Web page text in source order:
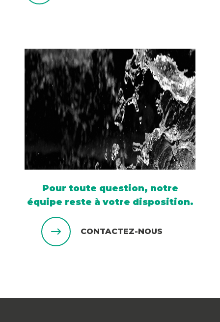
Pour toute question, notre
équipe reste à votre disposition.
CONTACTEZ-NOUS